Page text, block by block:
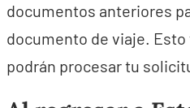
documentos anteriores
documento de viaje.
podrán procesar tu